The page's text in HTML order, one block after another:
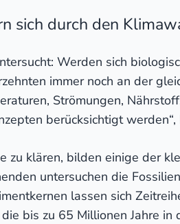
sich durch den
Werden sich
immer noch an der
Strömungen,
berücksichtigt
zu klären, bilden einige der
untersuchen die
lassen sich
bis zu 65 Millionen Jahre in